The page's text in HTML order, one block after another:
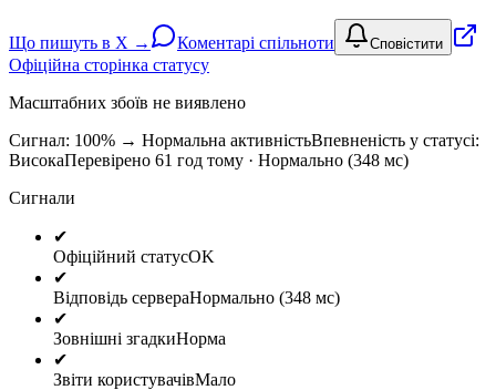
Що пишуть в X → Коментарі спільноти Сповістити
Офіційна сторінка статусу
Масштабних збоїв не виявлено
Сигнал: 100% → Нормальна активністьВпевненість у статусі:
ВисокаПеревірено 61 год тому · Нормально (348 мс)
Сигнали
✔
Офіційний статусOK
✔
Відповідь сервераНормально (348 мс)
✔
Зовнішні згадкиНорма
✔
Звіти користувачівМало